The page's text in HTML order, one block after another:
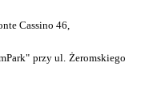
Cassino 46,
przy ul. Żeromskiego